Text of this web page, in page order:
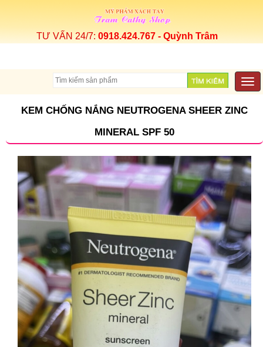
TƯ VẤN 24/7: 0918.424.767 - Quỳnh Trâm
KEM CHỐNG NẮNG NEUTROGENA SHEER ZINC
MINERAL SPF 50